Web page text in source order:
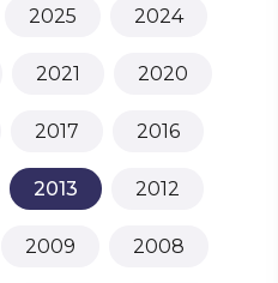
2025 2024
2021 2020
2017 2016
2013 2012
2009 2008